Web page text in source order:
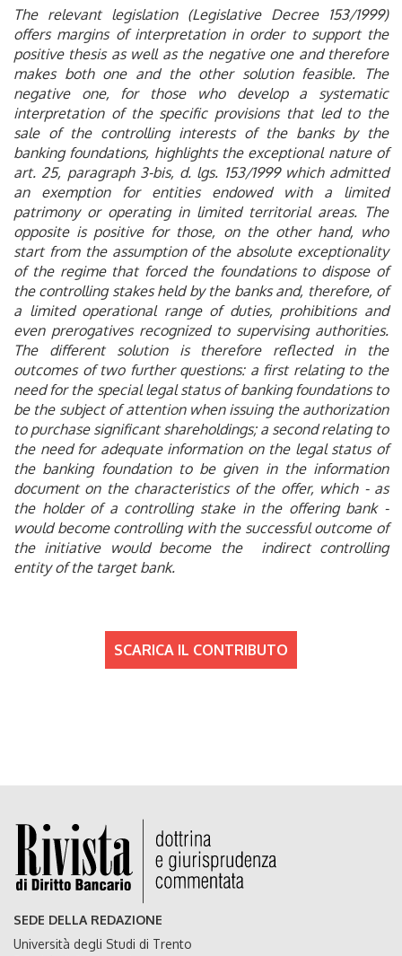
The relevant legislation (Legislative Decree 153/1999)
offers margins of interpretation in order to support the
positive thesis as well as the negative one and therefore
makes both one and the other solution feasible. The
negative one, for those who develop a systematic
interpretation of the specific provisions that led to the
sale of the controlling interests of the banks by the
banking foundations, highlights the exceptional nature of
art. 25, paragraph 3-bis, d. lgs. 153/1999 which admitted
an exemption for entities endowed with a limited
patrimony or operating in limited territorial areas. The
opposite is positive for those, on the other hand, who
start from the assumption of the absolute exceptionality
of the regime that forced the foundations to dispose of
the controlling stakes held by the banks and, therefore, of
a limited operational range of duties, prohibitions and
even prerogatives recognized to supervising authorities.
The different solution is therefore reflected in the
outcomes of two further questions: a first relating to the
need for the special legal status of banking foundations to
be the subject of attention when issuing the authorization
to purchase significant shareholdings; a second relating to
the need for adequate information on the legal status of
the banking foundation to be given in the information
document on the characteristics of the offer, which - as
the holder of a controlling stake in the offering bank -
would become controlling with the successful outcome of
the initiative would become the indirect controlling
entity of the target bank.
SCARICA IL CONTRIBUTO
SEDE DELLA REDAZIONE
Università degli Studi di Trento